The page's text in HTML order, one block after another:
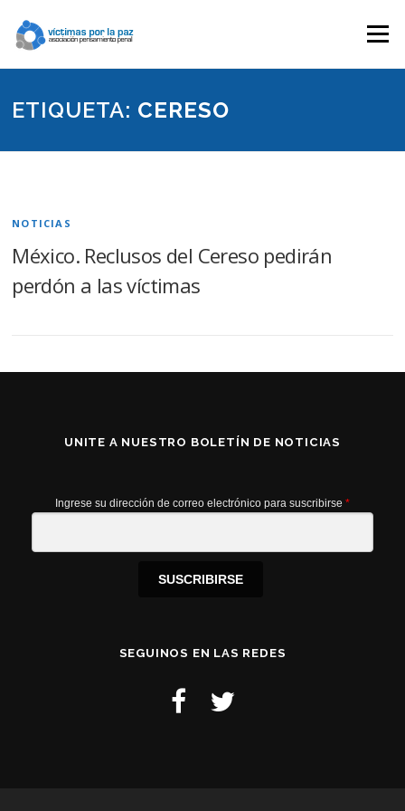
contenido
Menú
ETIQUETA: CERESO
NOTICIAS
México. Reclusos del Cereso pedirán
perdón a las víctimas
UNITE A NUESTRO BOLETÍN DE NOTICIAS
Ingrese su dirección de correo electrónico para suscribirse *
SUSCRIBIRSE
SEGUINOS EN LAS REDES